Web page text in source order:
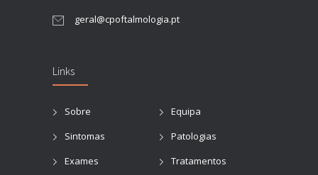
geral@cpoftalmologia.pt
Links
Sobre
Equipa
Sintomas
Patologias
Exames
Tratamentos